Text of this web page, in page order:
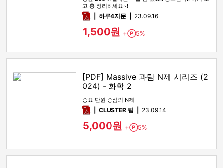
고 총 정리하세요~!
pdf하루4지문 23.09.16
1,500원 + Point
5%
[PDF] Massive 과탐 N제 시리즈 (2
024) - 화학 2
중요 단원 중심의 N제
pdfCLUSTER 팀 23.09.14
5,000원 + Point
5%